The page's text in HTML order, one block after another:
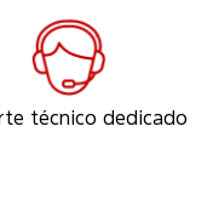
ESCOLHER